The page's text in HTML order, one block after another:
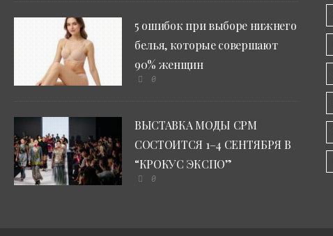
5 ошибок при выборе нижнего
белья, которые совершают
90% женщин
0
ВЫСТАВКА МОДЫ CPM
СОСТОИТСЯ 1–4 СЕНТЯБРЯ В
“КРОКУС ЭКСПО”
0